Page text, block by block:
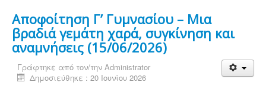
Αποφοίτηση Γ’ Γυμνασίου – Μια
βραδιά γεμάτη χαρά, συγκίνηση και
αναμνήσεις (15/06/2026)
Γράφτηκε από τον/την Administrator
Δημοσιεύθηκε : 20 Ιουνίου 2026